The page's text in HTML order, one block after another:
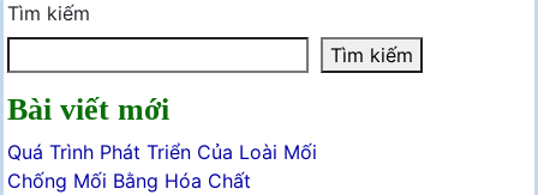
Tìm kiếm
Tìm kiếm
Bài viết mới
Quá Trình Phát Triển Của Loài Mối
Chống Mối Bằng Hóa Chất